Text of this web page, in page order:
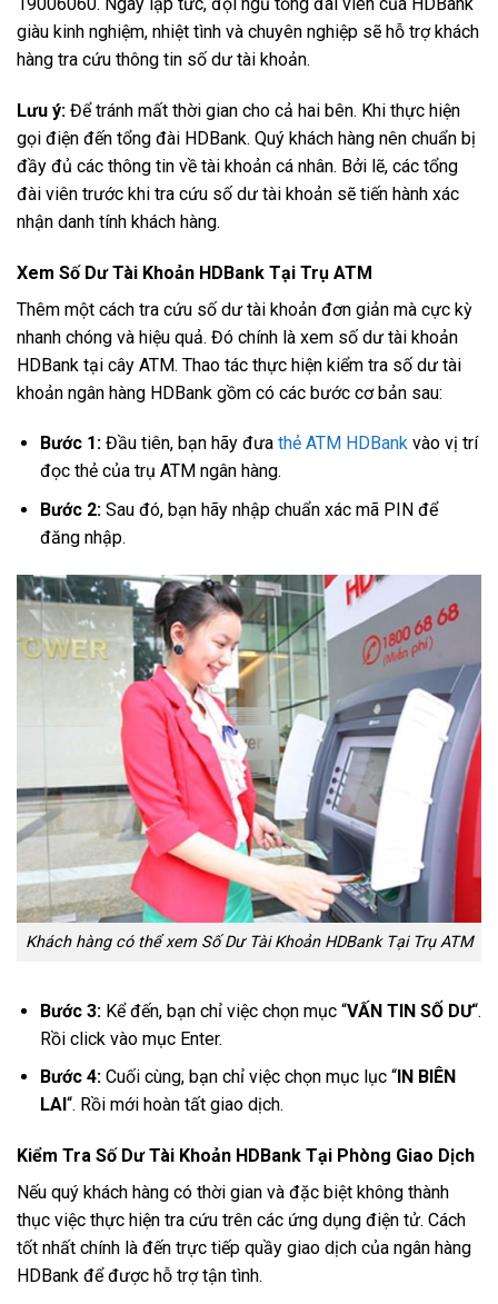
giàu kinh nghiệm, nhiệt tình và chuyên nghiệp sẽ hỗ trợ khách
hàng tra cứu thông tin số dư tài khoản.
Lưu ý: Để tránh mất thời gian cho cả hai bên. Khi thực hiện
gọi điện đến tổng đài HDBank. Quý khách hàng nên chuẩn bị
đầy đủ các thông tin về tài khoản cá nhân. Bởi lẽ, các tổng
đài viên trước khi tra cứu số dư tài khoản sẽ tiến hành xác
nhận danh tính khách hàng.
Xem Số Dư Tài Khoản HDBank Tại Trụ ATM
Thêm một cách tra cứu số dư tài khoản đơn giản mà cực kỳ
nhanh chóng và hiệu quả. Đó chính là xem số dư tài khoản
HDBank tại cây ATM. Thao tác thực hiện kiểm tra số dư tài
khoản ngân hàng HDBank gồm có các bước cơ bản sau:
Bước 1:Đầu tiên, bạn hãy đưa thẻ ATM HDBankvào vị trí
đọc thẻ của trụ ATM ngân hàng.
Bước 2:Sau đó, bạn hãy nhập chuẩn xác mã PIN để
đăng nhập.
Khách hàng có thể xem Số Dư Tài Khoản HDBank Tại Trụ ATM
Bước 3:Kể đến, bạn chỉ việc chọn mục “VẤN TIN SỐ DƯ“.
Rồi click vào mục Enter.
Bước 4:Cuối cùng, bạn chỉ việc chọn mục lục “IN BIÊN
LAI “. Rồi mới hoàn tất giao dịch.
Kiểm Tra Số Dư Tài Khoản HDBank Tại Phòng Giao Dịch
Nếu quý khách hàng có thời gian và đặc biệt không thành
thục việc thực hiện tra cứu trên các ứng dụng điện tử. Cách
tốt nhất chính là đến trực tiếp quầy giao dịch của ngân hàng
HDBank để được hỗ trợ tận tình.